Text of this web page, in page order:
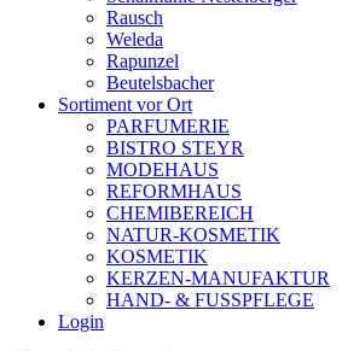
Rausch
Weleda
Rapunzel
Beutelsbacher
Sortiment vor Ort
PARFUMERIE
BISTRO STEYR
MODEHAUS
REFORMHAUS
CHEMIBEREICH
NATUR-KOSMETIK
KOSMETIK
KERZEN-MANUFAKTUR
HAND- & FUSSPFLEGE
Login